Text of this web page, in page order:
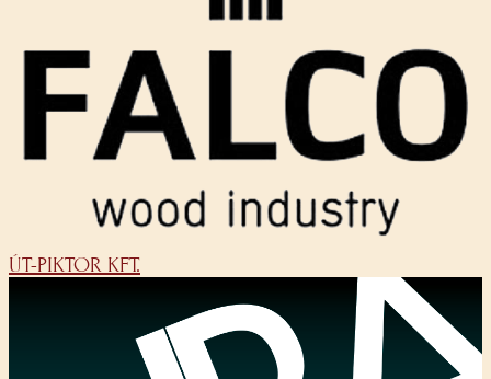
ÚT-PIKTOR KFT.